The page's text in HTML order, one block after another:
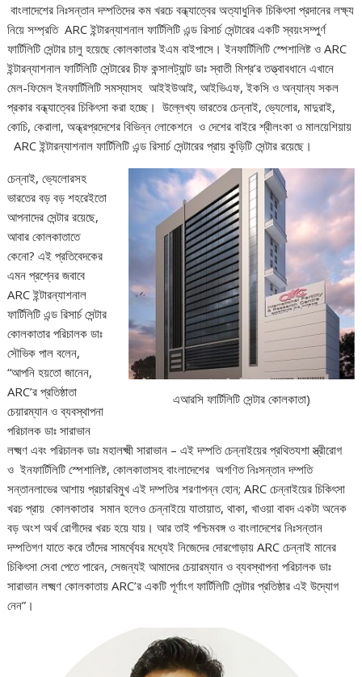
বাংলাদেশের নিঃসন্তান দম্পতিদের কম খরচে বন্ধ্যাত্বের অত্যাধুনিক চিকিৎসা প্রদানের লক্ষ্য
নিয়ে সম্প্রতি ARC ইন্টারন্যাশনাল ফার্টিলিটি এন্ড রিসার্চ সেন্টারের একটি স্বয়ংসম্পুর্ণ
ফার্টিলিটি সেন্টার চালু হয়েছে কোলকাতার ইএম বাইপাসে। ইনফার্টিলিটি স্পেশালিষ্ট ও ARC
ইন্টারন্যাশনাল ফার্টিলিটি সেন্টারের চীফ কন্সালট্যান্ট ডাঃ স্বাতী মিশ্র’র তত্ত্বাবধানে এখানে
মেল-ফিমেল ইনফার্টিলিটি সমস্যাসহ আইইউআই, আইভিএফ, ইকসি ও অন্যান্য সকল
প্রকার বন্ধ্যাত্বের চিকিৎসা করা হচ্ছে। উল্লেখ্য ভারতের চেন্নাই, ভ্যেলোর, মাদুরাই,
কোচি, কেরালা, অন্ধ্রপ্রদেশের বিভিন্ন লোকেশনে ও দেশের বাইরে শ্রীলংকা ও মালয়েশিয়ায়
ARC ইন্টারন্যাশনাল ফার্টিলিটি এন্ড রিসার্চ সেন্টারের প্রায় কুড়িটি সেন্টার রয়েছে।
এআরসি ফার্টিলিটি সেন্টার কোলকাতা)
চেন্নাই, ভ্যেলোরসহ
ভারতের বড় বড় শহরেইতো
আপনাদের সেন্টার রয়েছে,
আবার কোলকাতাতে
কেনো? এই প্রতিবেদকের
এমন প্রশ্নের জবাবে
ARC ইন্টারন্যাশনাল
ফার্টিলিটি এন্ড রিসার্চ সেন্টার
কোলকাতার পরিচালক ডাঃ
সৌভিক পাল বলেন,
“আপনি হয়তো জানেন,
ARC’র প্রতিষ্ঠাতা
চেয়ারম্যান ও ব্যবস্থাপনা
পরিচালক ডাঃ সারাভান
লক্ষ্মণ এবং পরিচালক ডাঃ মহালক্ষ্মী সারাভান – এই দম্পতি চেন্নাইয়ের প্রথিতযশা স্ত্রীরোগ
ও ইনফার্টিলিটি স্পেশালিষ্ট, কোলকাতাসহ বাংলাদেশের অগণিত নিঃসন্তান দম্পতি
সন্তানলাভের আশায় প্রচারবিমুখ এই দম্পতির শরণাপন্ন হোন; ARC চেন্নাইয়ের চিকিৎসা
খরচ প্রায় কোলকাতার সমান হলেও চেন্নাইয়ে যাতায়াত, থাকা, খাওয়া বাবদ একটা অনেক
বড় অংশ অর্থ রোগীদের খরচ হয়ে যায়। আর তাই পশ্চিমবঙ্গ ও বাংলাদেশের নিঃসন্তান
দম্পতিগণ যাতে করে তাঁদের সামর্থ্যের মধ্যেই নিজেদের দোরগোড়ায় ARC চেন্নাই মানের
চিকিৎসা সেবা পেতে পারেন, সেজন্যই আমাদের চেয়ারম্যান ও ব্যবস্থাপনা পরিচালক ডাঃ
সারাভান লক্ষ্মণ কোলকাতায় ARC’র একটি পূর্ণাংগ ফার্টিলিটি সেন্টার প্রতিষ্ঠার এই উদ্যোগ
নেন”।